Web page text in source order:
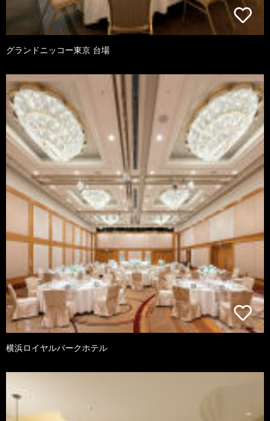
グランドニッコー東京 台場
横浜ロイヤルパークホテル